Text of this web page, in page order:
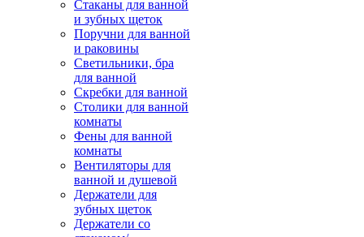
Стаканы для ванной
и зубных щеток
Поручни для ванной
и раковины
Светильники, бра
для ванной
Скребки для ванной
Столики для ванной
комнаты
Фены для ванной
комнаты
Вентиляторы для
ванной и душевой
Держатели для
зубных щеток
Держатели со